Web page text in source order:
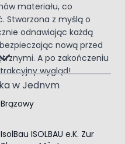
materiału, co
Stworzona z myślą o
odnawiając każdą
nową przed
A po zakończeniu
wygląd!
w Jednym
odporność z
doskonałą ochronę
Brązowy
IsolBau ISOLBAU e.K. Zur